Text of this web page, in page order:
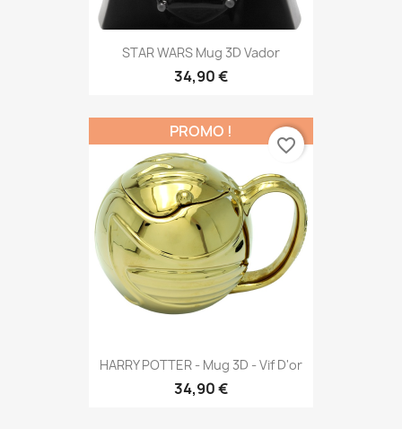
STAR WARS Mug 3D Vador
34,90 €
HARRY POTTER - Mug 3D - Vif D'or
34,90 €
PROMO !
favorite_border